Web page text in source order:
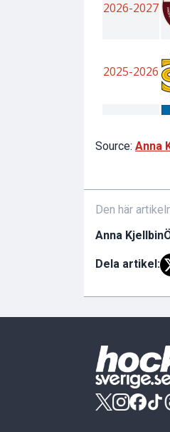
Source: Anna
Den här
Anna Kjellbin
Dela artikel: